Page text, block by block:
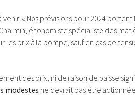
« Nos prévisions pour 2024
économiste spécialiste des
prix à la pompe, sauf en cas de
des prix, ni de raison de baisse
modestes ne devrait pas être